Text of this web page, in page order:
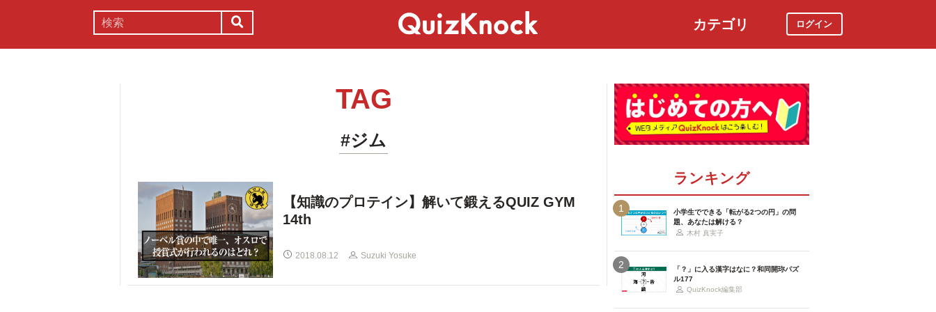
カテゴリ ログイン
TAG
#ジム
【知識のプロテイン】解いて鍛えるQUIZ GYM
14th
2018.08.12 Suzuki Yosuke
ランキング
1
小学生でできる「転がる2つの円」の問
題、あなたは解ける？
木村 真実子
2
「？」に入る漢字はなに？和同開珎パズ
ル177
QuizKnock編集部